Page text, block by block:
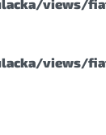
views/
views/